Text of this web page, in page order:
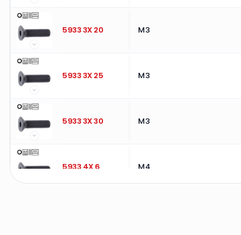
5933 3X 20 M3
5933 3X 25 M3
5933 3X 30 M3
5933 4X 6 M4